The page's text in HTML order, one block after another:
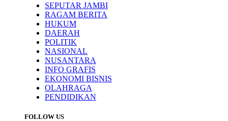
SEPUTAR JAMBI
RAGAM BERITA
HUKUM
DAERAH
POLITIK
NASIONAL
NUSANTARA
INFO GRAFIS
EKONOMI BISNIS
OLAHRAGA
PENDIDIKAN
FOLLOW US